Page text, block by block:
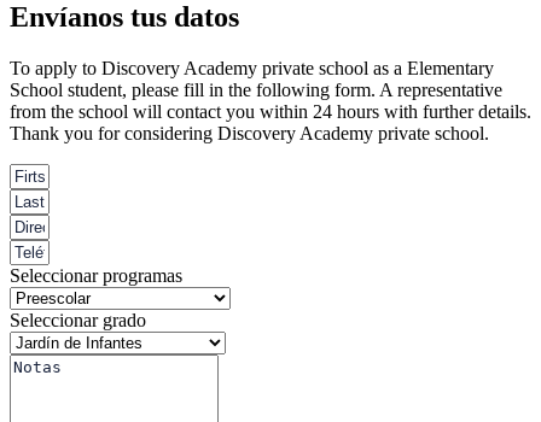
Envíanos tus datos
To apply to Discovery Academy private school as a Elementary
School student, please fill in the following form. A representative
from the school will contact you within 24 hours with further details.
Thank you for considering Discovery Academy private school.
Seleccionar programas
Seleccionar grado